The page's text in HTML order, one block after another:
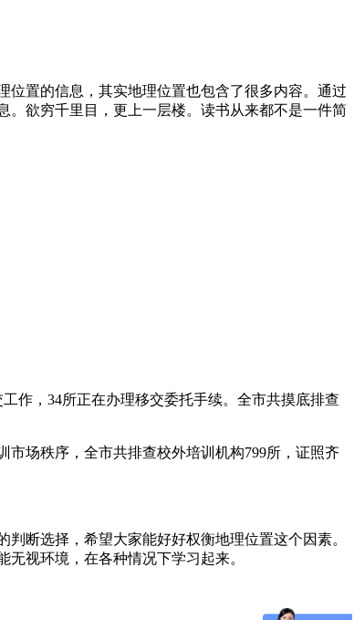
位置的信息，其实地理位置也包含了很多内容。通过
。欲穷千里目，更上一层楼。读书从来都不是一件简
作，34所正在办理移交委托手续。全市共摸底排查
场秩序，全市共排查校外培训机构799所，证照齐
断选择，希望大家能好好权衡地理位置这个因素。
视环境，在各种情况下学习起来。